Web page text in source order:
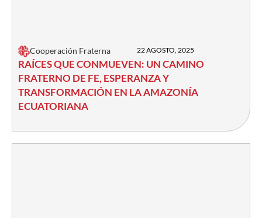
Cooperación Fraterna 22 AGOSTO, 2025
RAÍCES QUE CONMUEVEN: UN CAMINO
FRATERNO DE FE, ESPERANZA Y
TRANSFORMACIÓN EN LA AMAZONÍA
ECUATORIANA